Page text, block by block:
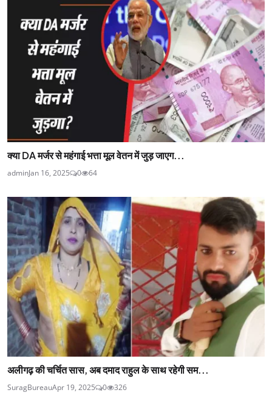
क्या DA मर्जर से महंगाई भत्ता मूल वेतन में जुड़ जाएग...
adminJan 16, 2025 0 64
अलीगढ़ की चर्चित सास, अब दमाद राहुल के साथ रहेगी सम...
SuragBureauApr 19, 2025 0 326